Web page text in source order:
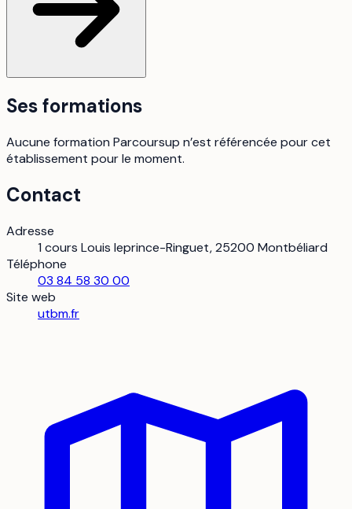
Ses formations
Aucune formation Parcoursup n’est référencée pour cet
établissement pour le moment.
Contact
Adresse
1 cours Louis leprince-Ringuet, 25200 Montbéliard
Téléphone
03 84 58 30 00
Site web
utbm.fr